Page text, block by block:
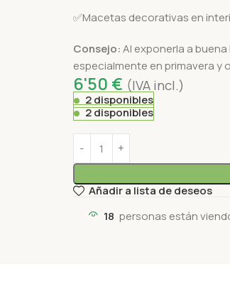
✅Macetas decorativas en
Consejo:Al exponerla a
especialmente en primavera y
6'50 € (IVA incl.)
2 disponibles
2 disponibles
Añadir a lista de deseos
18 personas están